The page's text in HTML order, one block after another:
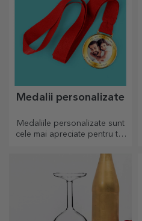
Medalii personalizate
Medaliile personalizate sunt
cele mai apreciate pentru tot
și recunoaște-i meritele!